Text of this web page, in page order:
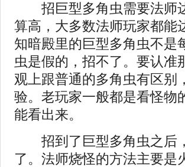
招巨型多角虫需要法师
算高，大多数法师玩家都能
知暗殿里的巨型多角虫不是
虫是假的，招不了。要认准
观上跟普通的多角虫有区别
验。老玩家一般都是看怪物
能看出来。
招到了巨型多角虫之后
了。法师烧怪的方法主要是